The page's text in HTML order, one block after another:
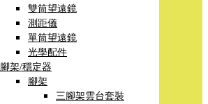
雙筒望遠鏡
測距儀
單筒望遠鏡
光學配件
腳架/穩定器
腳架
三腳架雲台套裝